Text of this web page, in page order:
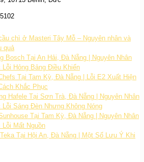
chì ở Masteri Tây Mỗ – Nguyên nhân và
quả
Bosch Tại An Hải, Đà Nẵng | Nguyên Nhân
Hỏng Bảng Điều Khiển
Tại Tam Kỳ, Đà Nẵng | Lỗi E2 Xuất Hiện
Khắc Phục
Hafele Tại Sơn Trà, Đà Nẵng | Nguyên Nhân
Sáng Đèn Nhưng Không Nóng
Tại Tam Kỳ, Đà Nẵng | Nguyên Nhân
Mất Nguồn
Tại Hội An, Đà Nẵng | Một Số Lưu Ý Khi